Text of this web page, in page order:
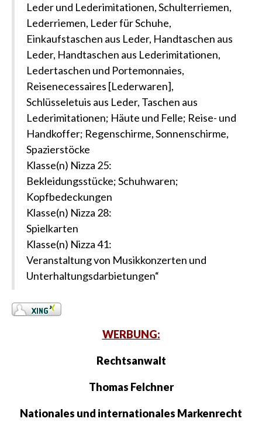
Leder und Lederimitationen, Schulterriemen,
Lederriemen, Leder für Schuhe,
Einkaufstaschen aus Leder, Handtaschen aus
Leder, Handtaschen aus Lederimitationen,
Ledertaschen und Portemonnaies,
Reisenecessaires [Lederwaren],
Schlüsseletuis aus Leder, Taschen aus
Lederimitationen; Häute und Felle; Reise- und
Handkoffer; Regenschirme, Sonnenschirme,
Spazierstöcke
Klasse(n) Nizza 25:
Bekleidungsstücke; Schuhwaren;
Kopfbedeckungen
Klasse(n) Nizza 28:
Spielkarten
Klasse(n) Nizza 41:
Veranstaltung von Musikkonzerten und
Unterhaltungsdarbietungen“
WERBUNG:
Rechtsanwalt
Thomas Felchner
Nationales und internationales Markenrecht